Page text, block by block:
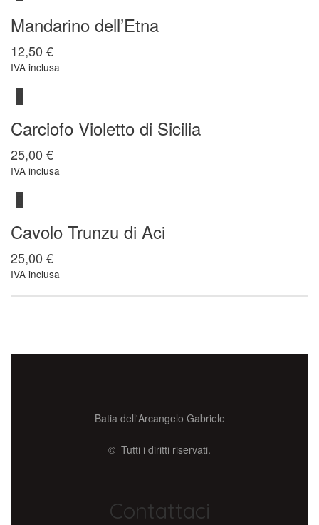
Mandarino dell’Etna
12,50 €
IVA inclusa
Carciofo Violetto di Sicilia
25,00 €
IVA inclusa
Cavolo Trunzu di Aci
25,00 €
IVA inclusa
Batia dell'Arcangelo Gabriele
© Tutti i diritti riservati.
Contattaci